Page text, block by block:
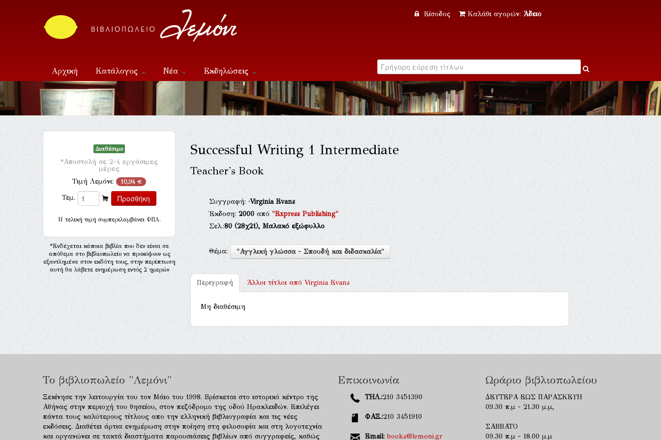
Είσοδος Καλάθι αγορών: Άδειο
Αρχική Κατάλογος Νέα Εκδηλώσεις
Επικοινωνία
Διαθέσιμο
*Αποστολή σε 2-4 εργάσιμες
μέρες
Τιμή Λεμόνι: 10,94 €
Τεμ.
H τελική τιμή συμπεριλαμβάνει ΦΠΑ.
*Ενδέχεται κάποια βιβλία που δεν είναι σε
απόθεμα στο βιβλιοπωλείο να προκύψουν ως
εξαντλημένα στον εκδότη τους, στην περίπτωση
αυτή θα λάβετε ενημέρωση εντός 2 ημερών
Successful Writing 1 Intermediate
Teacher's Book
Συγγραφή:·Virginia Evans
Έκδοση:2000από"Express Publishing"
Σελ.:80(28χ21), Μαλακό εξώφυλλο
Θέμα: "Αγγλική γλώσσα - Σπουδή και διδασκαλία"
Περιγραφή Άλλοι τίτλοι απόVirginia Evans
Μη διαθέσιμη
Το βιβλιοπωλείο "Λεμόνι"
Ξεκίνησε την λειτουργία του τον Μάιο του 1998. Βρίσκεται στο ιστορικό κέντρο της
Αθήνας στην περιοχή του θησείου, στον πεζόδρομο της οδού Ηρακλειδών. Επιλέγει
πάντα τους καλύτερους τίτλους απο την ελληνική βιβλιογραφία και τις νέες
εκδόσεις. Διαθέτει άρτια ενημέρωση στην ποίηση στη φιλοσοφία και στη λογοτεχνία
και οργανώνει σε τακτά διαστήματα παρουσιάσεις βιβλίων από συγγραφείς, καθώς
Επικοινωνία
ΤΗΛ.:210 3451390
ΦΑΞ.:210 3451910
Email: books@lemoni.gr
Ωράριο βιβλιοπωλείου
ΔΕΥΤΕΡΑ ΕΩΣ ΠΑΡΑΣΚΕΥΗ
09.30 π.μ - 21.30 μ.μ,
ΣΑΒΒΑΤΟ
09.30 π.μ - 18.00 μ.μ